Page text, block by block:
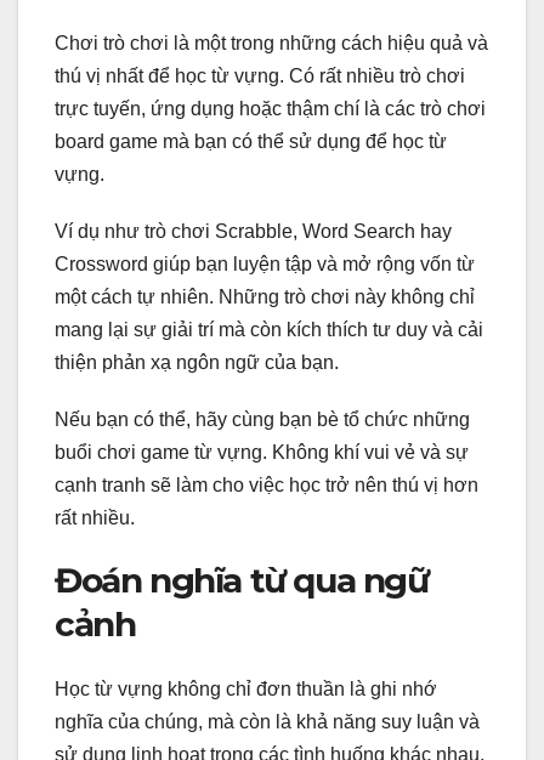
Chơi trò chơi là một trong những cách hiệu quả và
thú vị nhất để học từ vựng. Có rất nhiều trò chơi
trực tuyến, ứng dụng hoặc thậm chí là các trò chơi
board game mà bạn có thể sử dụng để học từ
vựng.
Ví dụ như trò chơi Scrabble, Word Search hay
Crossword giúp bạn luyện tập và mở rộng vốn từ
một cách tự nhiên. Những trò chơi này không chỉ
mang lại sự giải trí mà còn kích thích tư duy và cải
thiện phản xạ ngôn ngữ của bạn.
Nếu bạn có thể, hãy cùng bạn bè tổ chức những
buổi chơi game từ vựng. Không khí vui vẻ và sự
cạnh tranh sẽ làm cho việc học trở nên thú vị hơn
rất nhiều.
Đoán nghĩa từ qua ngữ
cảnh
Học từ vựng không chỉ đơn thuần là ghi nhớ
nghĩa của chúng, mà còn là khả năng suy luận và
sử dụng linh hoạt trong các tình huống khác nhau.